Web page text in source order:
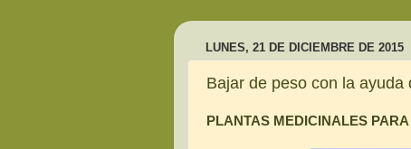
LUNES, 21 DE DICIEMBRE DE 2015
Bajar de peso con la
PLANTAS MEDICINALES